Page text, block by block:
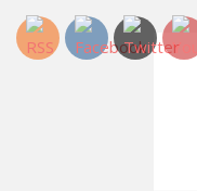
Skip